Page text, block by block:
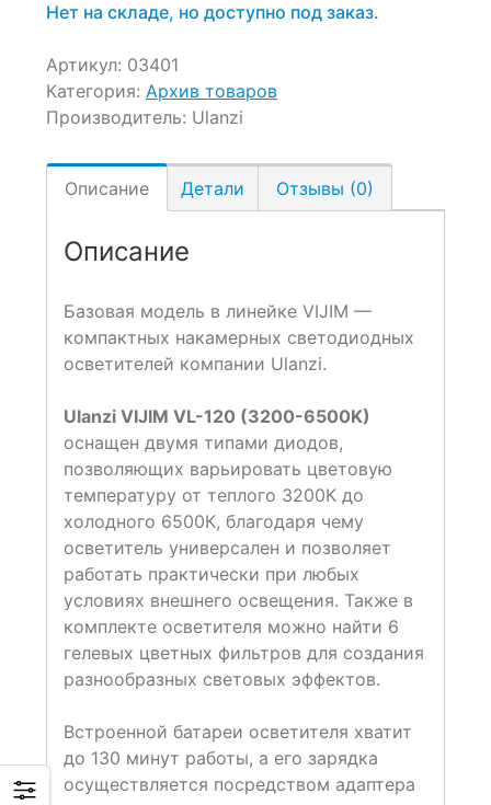
Нет на складе, но доступно под заказ.
Артикул: 03401
Категория: Архив товаров
Производитель: Ulanzi
Описание Детали Отзывы (0)
Описание
Базовая модель в линейке VIJIM —
компактных накамерных светодиодных
осветителей компании Ulanzi.
Ulanzi VIJIM VL-120 (3200-6500K)
оснащен двумя типами диодов,
позволяющих варьировать цветовую
температуру от теплого 3200К до
холодного 6500К, благодаря чему
осветитель универсален и позволяет
работать практически при любых
условиях внешнего освещения. Также в
комплекте осветителя можно найти 6
гелевых цветных фильтров для создания
разнообразных световых эффектов.
Встроенной батареи осветителя хватит
до 130 минут работы, а его зарядка
осуществляется посредством адаптера